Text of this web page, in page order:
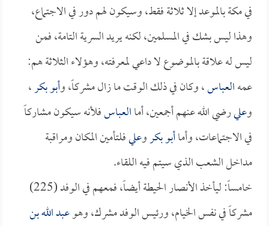
في مكة بالموعد إلا ثلاثة فقط، وسيكون لهم دور في الاجتماع،
وهذا ليس بشك في المسلمين، لكنه يريد السرية التامة، فمن
ليس له علاقة بالموضوع لا داعي لمعرفته، وهؤلاء الثلاثة هم:
عمهالعباس، وكان في ذلك الوقت ما زال مشركاً، وأبو بكر،
وعليرضي الله عنهم أجمعين، أماالعباسفلأنه سيكون مشاركاً
في الاجتماعات، وأماأبو بكروعليفلتأمين المكان ومراقبة
مداخل الشعب الذي سيتم فيه اللقاء.
خامساً: ليأخذ الأنصار الحيطة أيضاً، فمعهم في الوفد (225)
مشركاً في نفس الخيام، ورئيس الوفد مشرك، وهوعبد الله بن